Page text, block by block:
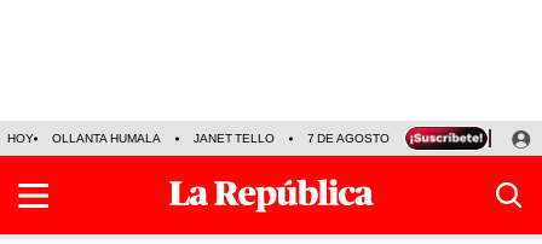
HOY OLLANTA HUMALA JANET TELLO 7 DE AGOSTO TINKA RESULTADOS